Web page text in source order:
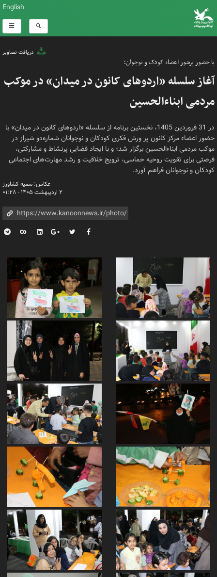
English
دریافت تصاویر
با حضور پرشور اعضاء کودک و نوجوان؛
آغاز سلسله «اردوهای کانون در میدان» در موکب
مردمی ابناءالحسین
در 31 فروردین 1405، نخستین برنامه از سلسله «اردوهای کانون در میدان» با
حضور اعضاء مرکز کانون پر ورش فکری کودکان و نوجوانان شماره‌دو شیراز در
موکب مردمی ابناءالحسین برگزار شد؛ و با ایجاد فضایی پرنشاط و مشارکتی،
فرصتی برای تقویت روحیه حماسی، ترویج خلاقیت و رشد مهارت‌های اجتماعی
کودکان و نوجوانان فراهم آورد.
عکاس: سمیه کشاورز
۲ اردیبهشت ۱۴۰۵ - ۰۱:۲۸